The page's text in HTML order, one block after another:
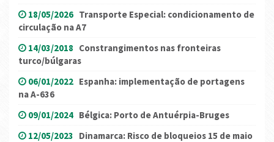
18/05/2026 Transporte Especial: condicionamento de
circulação na A7
14/03/2018 Constrangimentos nas fronteiras
turco/búlgaras
06/01/2022 Espanha: implementação de portagens
na A-636
09/01/2024 Bélgica: Porto de Antuérpia-Bruges
12/05/2023 Dinamarca: Risco de bloqueios 15 de maio